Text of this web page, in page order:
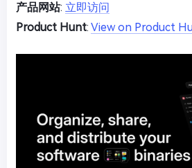
产品网站: 立即访问
Product Hunt: View on Product